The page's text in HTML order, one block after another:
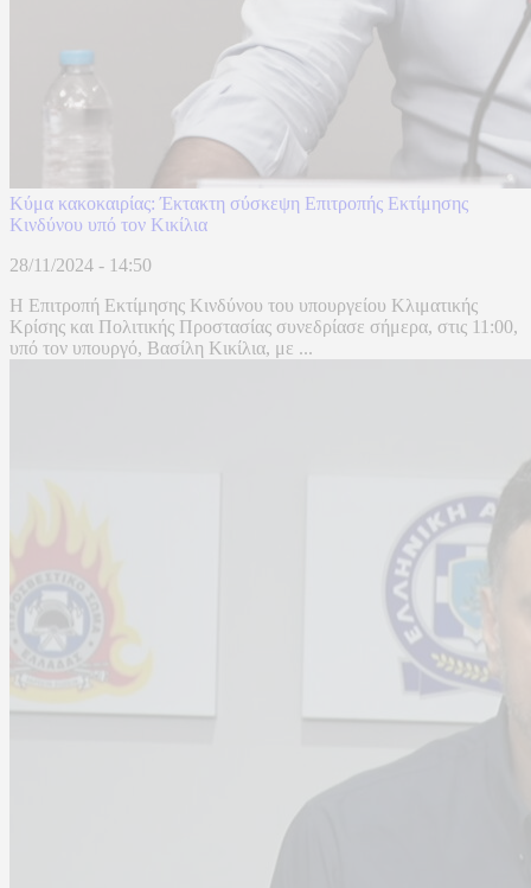
Κύμα κακοκαιρίας: Έκτακτη σύσκεψη Επιτροπής Εκτίμησης
Κινδύνου υπό τον Κικίλια
28/11/2024 - 14:50
Η Επιτροπή Εκτίμησης Κινδύνου του υπουργείου Κλιματικής
Κρίσης και Πολιτικής Προστασίας συνεδρίασε σήμερα, στις 11:00,
υπό τον υπουργό, Βασίλη Κικίλια, με ...